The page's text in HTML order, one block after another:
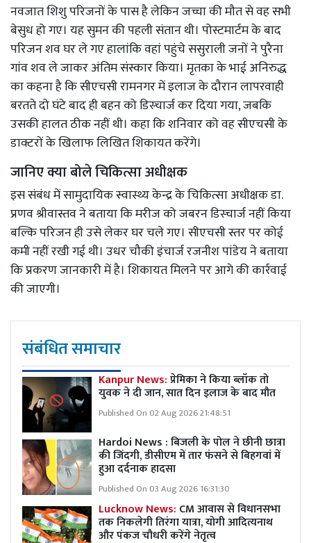
नवजात शिशु परिजनों के पास है लेकिन जच्चा की मौत से वह सभी
बेसुध हो गए। यह सुमन की पहली संतान थी। पोस्टमार्टम के बाद
परिजन शव घर ले गए हालांकि वहां पहुंचे ससुराली जनों ने पुरैना
गांव शव ले जाकर अंतिम संस्कार किया। मृतका के भाई अनिरुद्ध
का कहना है कि सीएचसी रामनगर में इलाज के दौरान लापरवाही
बरतते दो घंटे बाद ही बहन को डिस्चार्ज कर दिया गया, जबकि
उसकी हालत ठीक नहीं थी। कहा कि शनिवार को वह सीएचसी के
डाक्टरों के खिलाफ लिखित शिकायत करेंगे।
जानिए क्या बोले चिकित्सा अधीक्षक
इस संबंध में सामुदायिक स्वास्थ्य केन्द्र के चिकित्सा अधीक्षक डा.
प्रणव श्रीवास्तव ने बताया कि मरीज को जबरन डिस्चार्ज नहीं किया
बल्कि परिजन ही उसे लेकर घर चले गए। सीएचसी स्तर पर कोई
कमी नहीं रखी गई थी। उधर चौकी इंचार्ज रजनीश पांडेय ने बताया
कि प्रकरण जानकारी में है। शिकायत मिलने पर आगे की कार्रवाई
की जाएगी।
संबंधित समाचार
Kanpur News:प्रेमिका ने किया ब्लॉक तो
युवक ने दी जान, सात दिन इलाज के बाद मौत
Published On 02 Aug 2026 21:48:51
Hardoi News : बिजली के पोल ने छीनी छात्रा
की जिंदगी, डीसीएम में तार फंसने से बिहगवां में
हुआ दर्दनाक हादसा
Published On 03 Aug 2026 16:31:30
Lucknow News: CM आवास से विधानसभा
तक निकलेगी तिरंगा यात्रा, योगी आदित्यनाथ
और पंकज चौधरी करेंगे नेतृत्व